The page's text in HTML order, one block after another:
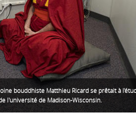
bouddhiste Matthieu Ricard se prêtait à
l'université de Madison-Wisconsin.